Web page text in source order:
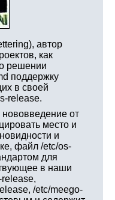
автор
как
решении
поддержку
в своей
release.
от
место и
и
файл /etc/os-
для
в наши
/etc/meego-